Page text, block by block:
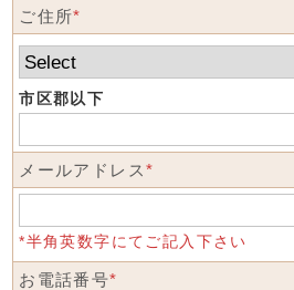
ご住所*
市区郡以下
メールアドレス*
*半角英数字にてご記入下さい
お電話番号*